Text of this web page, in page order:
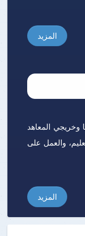
المزيد
وخريجي المعاهد
والعمل على
المزيد